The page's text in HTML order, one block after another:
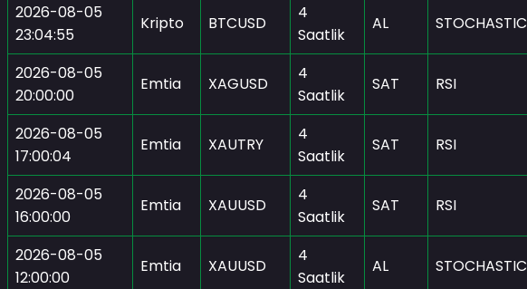
2026-08-05
23:04:55
Kripto BTCUSD
4
Saatlik
AL STOCHASTIC
2026-08-05
20:00:00
Emtia XAGUSD
4
Saatlik
SAT RSI
2026-08-05
17:00:04
Emtia XAUTRY
4
Saatlik
SAT RSI
2026-08-05
16:00:00
Emtia XAUUSD
4
Saatlik
SAT RSI
2026-08-05
12:00:00
Emtia XAUUSD
4
Saatlik
AL STOCHASTIC